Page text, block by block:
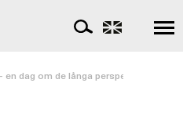
dag om de långa perspektiven